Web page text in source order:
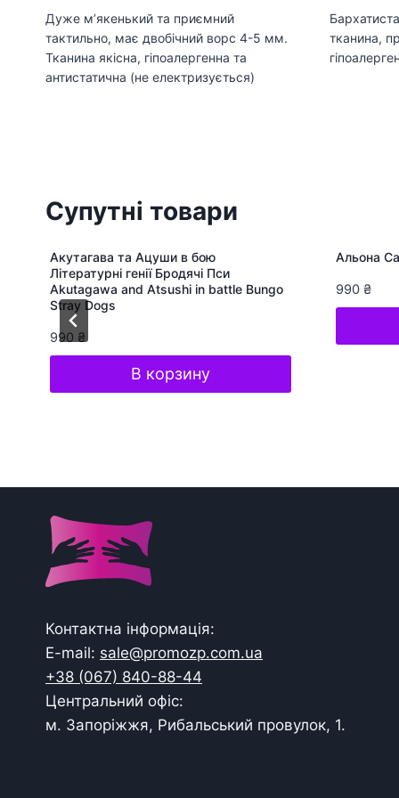
Дуже мʼякенький та приємний
тактильно, має двобічний ворс 4-5 мм.
Тканина якісна, гіпоалергенна та
антистатична (не електризується)
тканина,
Супутні товари
Акутагава та Ацуши в бою
Літературні генії Бродячі Пси
Akutagawa and Atsushi in battle Bungo
Stray Dogs
990 ₴
В корзину
Альона
990 ₴
Контактна інформація:
E-mail: sale@promozp.com.ua
+38 (067) 840-88-44
Центральний офіс:
м. Запоріжжя, Рибальський провулок, 1.